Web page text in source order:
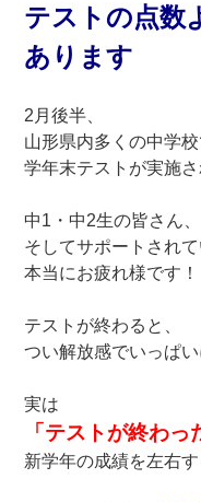
テストの点数
あります
2月後半、
山形県内多くの中学
学年末テストが実施さ
中1・中2生の皆さん、
そしてサポートされて
本当にお疲れ様です！
テストが終わると、
つい解放感でいっぱ
実は
「テストが終わっ
新学年の成績を左右